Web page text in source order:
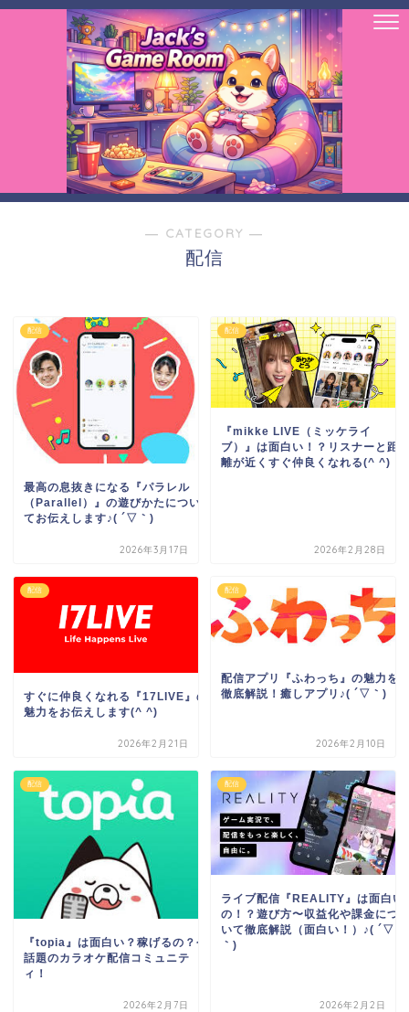
― CATEGORY ―
配信
配信
最高の息抜きになる『パラレル
（Parallel）』の遊びかたについ
てお伝えします♪( ´▽｀)
2026年3月17日
配信
『mikke LIVE（ミッケライ
ブ）』は面白い！？リスナーと距
離が近くすぐ仲良くなれる(^ ^)
2026年2月28日
配信
すぐに仲良くなれる『17LIVE』の
魅力をお伝えします(^ ^)
2026年2月21日
配信
配信アプリ『ふわっち』の魅力を
徹底解説！癒しアプリ♪( ´▽｀)
2026年2月10日
配信
『topia』は面白い？稼げるの？今
話題のカラオケ配信コミュニテ
ィ！
2026年2月7日
配信
ライブ配信『REALITY』は面白い
の！？遊び方〜収益化や課金につ
いて徹底解説（面白い！）♪( ´▽
｀)
2026年2月2日